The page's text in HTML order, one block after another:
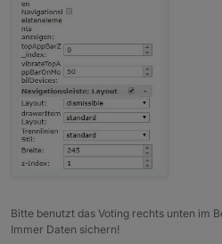
Bitte benutzt das Voting rechts unten im
Immer Daten sichern!